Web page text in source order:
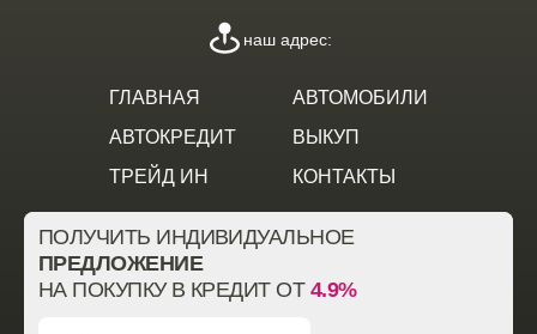
ГЛАВНАЯ
АВТОМОБИЛИ
АВТОКРЕДИТ
ВЫКУП
ТРЕЙД ИН
КОНТАКТЫ
наш адрес:
ПОЛУЧИТЬ ИНДИВИДУАЛЬНОЕ
ПРЕДЛОЖЕНИЕ
НА ПОКУПКУ В КРЕДИТ ОТ 4.9%